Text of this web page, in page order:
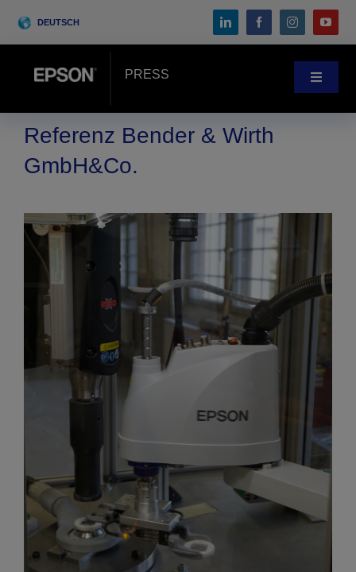
DEUTSCH
PRESS
Toggle
Anwenderberichte
Blog
Referenz Bender & Wirth
GmbH&Co.